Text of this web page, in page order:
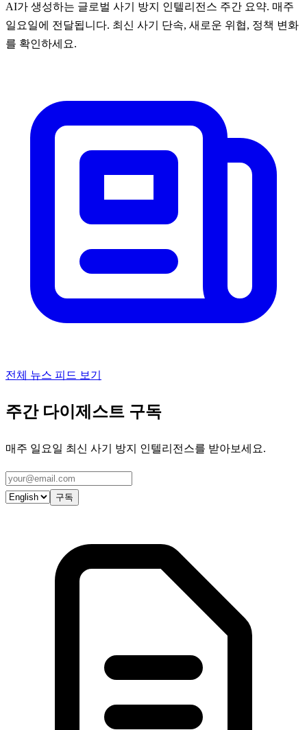
AI가 생성하는 글로벌 사기 방지 인텔리전스 주간 요약. 매주
일요일에 전달됩니다. 최신 사기 단속, 새로운 위협, 정책 변화
를 확인하세요.
전체 뉴스 피드 보기
주간 다이제스트 구독
매주 일요일 최신 사기 방지 인텔리전스를 받아보세요.
구독